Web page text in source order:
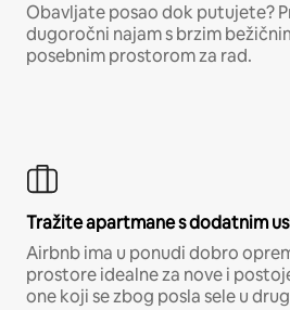
Obavljate posao dok putujete?
dugoročni najam s brzim
posebnim prostorom za rad.
Tražite apartmane s dodatnim
Airbnb ima u ponudi dobro
prostore idealne za nove i
one koji se zbog posla sele u